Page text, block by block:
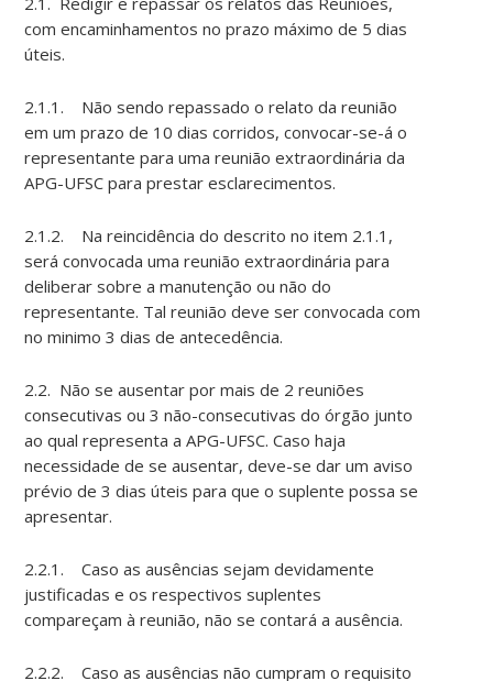
com encaminhamentos no prazo máximo de 5 dias
úteis.
2.1.1. Não sendo repassado o relato da reunião
em um prazo de 10 dias corridos, convocar-se-á o
representante para uma reunião extraordinária da
APG-UFSC para prestar esclarecimentos.
2.1.2. Na reincidência do descrito no item 2.1.1,
será convocada uma reunião extraordinária para
deliberar sobre a manutenção ou não do
representante. Tal reunião deve ser convocada com
no minimo 3 dias de antecedência.
2.2. Não se ausentar por mais de 2 reuniões
consecutivas ou 3 não-consecutivas do órgão junto
ao qual representa a APG-UFSC. Caso haja
necessidade de se ausentar, deve-se dar um aviso
prévio de 3 dias úteis para que o suplente possa se
apresentar.
2.2.1. Caso as ausências sejam devidamente
justificadas e os respectivos suplentes
compareçam à reunião, não se contará a ausência.
2.2.2. Caso as ausências não cumpram o requisito